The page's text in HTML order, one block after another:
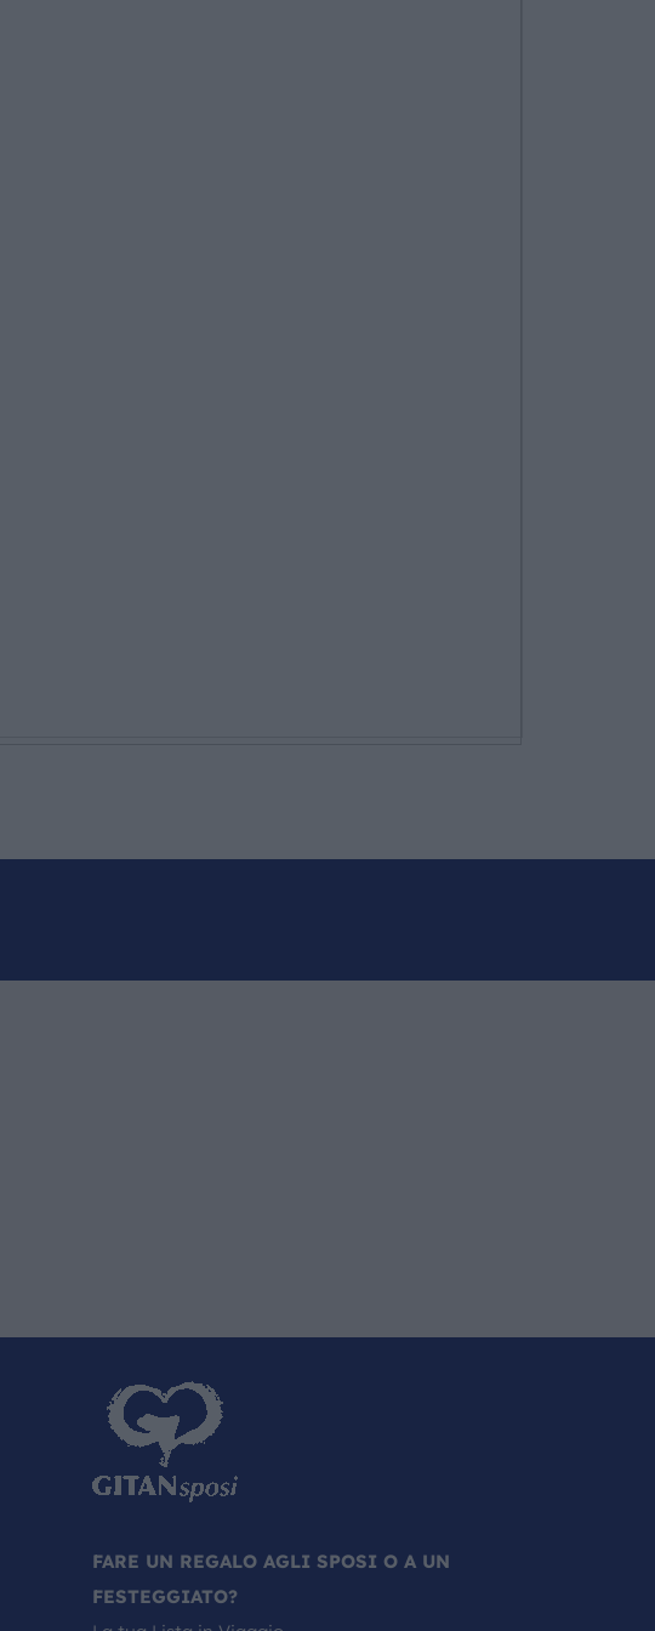
FARE UN REGALO AGLI SPOSI O A UN
FESTEGGIATO?